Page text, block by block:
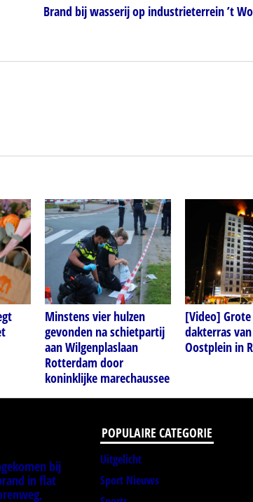
Brand bij wasserij op industrieterrein ’t
Minstens vier hulzen
gevonden na schietpartij
aan Wilgenplaslaan
Rotterdam door
koninklijke marechaussee
[Video]
dakterras
Oostplein in
bij
in flat
POPULAIRE CATEGORIE
Uitgelicht
Sport Nieuws